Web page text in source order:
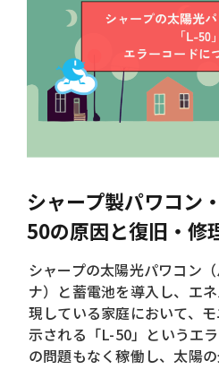
シャープ製パワコン
50の原因と復旧・修
シャープの太陽光パワコン
ナ）と蓄電池を導入し、エ
現している家庭において、
示される「L-50」というエ
の問題もなく稼働し、太陽